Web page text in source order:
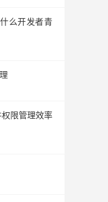
么开发者青
限管理效率